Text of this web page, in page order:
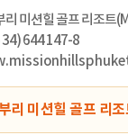
리 미션힐 골프 리조
34) 644 147-8
리 미션힐 골프